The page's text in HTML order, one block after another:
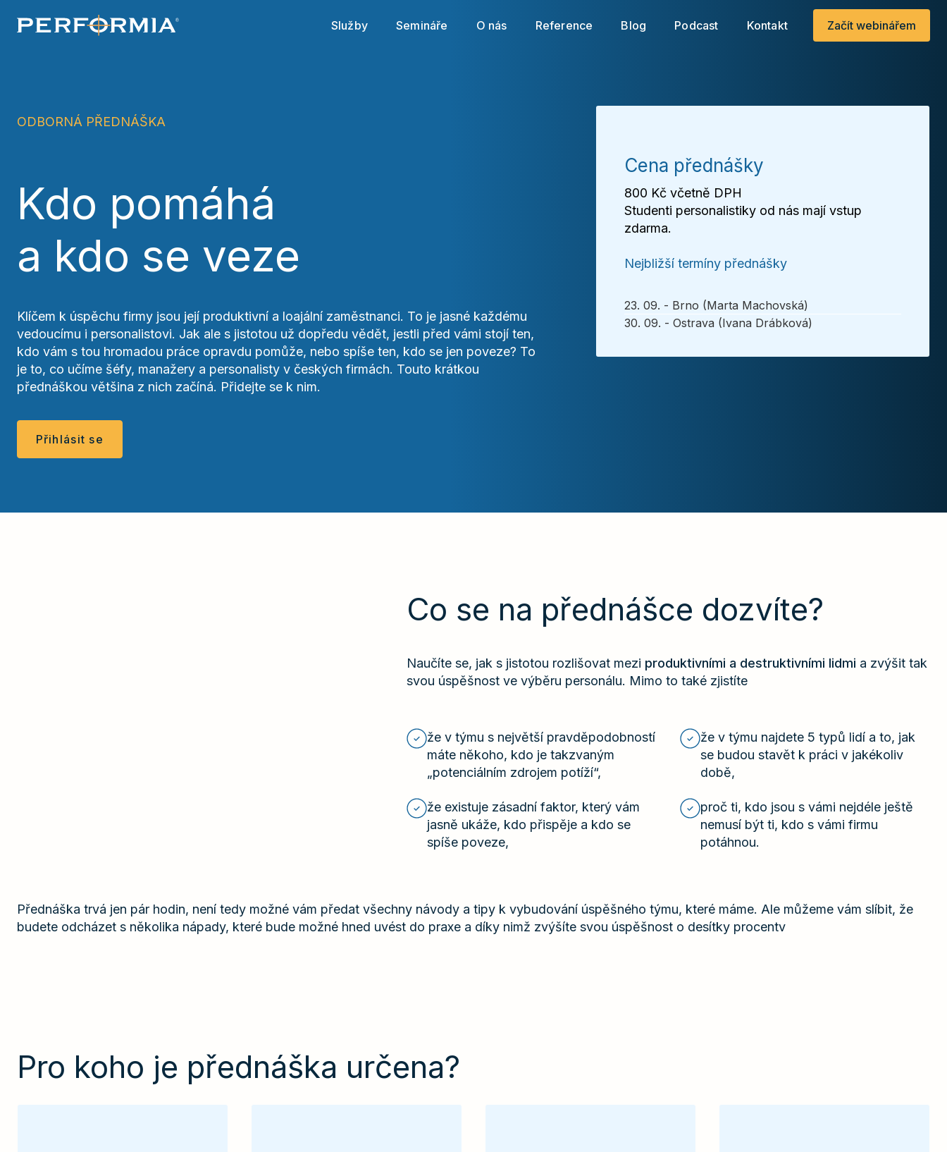
Služby Semináře O nás Reference Blog Podcast Kontakt Začít webinářem
ODBORNÁ PŘEDNÁŠKA
Kdo pomáhá
a kdo se veze
Klíčem k úspěchu firmy jsou její produktivní a loajální zaměstnanci. To je jasné každému
vedoucímu i personalistovi. Jak ale s jistotou už dopředu vědět, jestli před vámi stojí ten,
kdo vám s tou hromadou práce opravdu pomůže, nebo spíše ten, kdo se jen poveze? To
je to, co učíme šéfy, manažery a personalisty v českých firmách. Touto krátkou
přednáškou většina z nich začíná. Přidejte se k nim.
Přihlásit se
Cena přednášky
800 Kč včetně DPH
Studenti personalistiky od nás mají vstup
zdarma.
Nejbližší termíny přednášky
23. 09. - Brno (Marta Machovská)
30. 09. - Ostrava (Ivana Drábková)
Co se na přednášce dozvíte?
Naučíte se, jak s jistotou rozlišovat mezi produktivními a destruktivními lidmi a zvýšit tak
svou úspěšnost ve výběru personálu. Mimo to také zjistíte
že v týmu s největší pravděpodobností
máte někoho, kdo je takzvaným
„potenciálním zdrojem potíží“,
že v týmu najdete 5 typů lidí a to, jak
se budou stavět k práci v jakékoliv
době,
že existuje zásadní faktor, který vám
jasně ukáže, kdo přispěje a kdo se
spíše poveze,
proč ti, kdo jsou s vámi nejdéle ještě
nemusí být ti, kdo s vámi firmu
potáhnou.
Přednáška trvá jen pár hodin, není tedy možné vám předat všechny návody a tipy k vybudování úspěšného týmu, které máme. Ale můžeme vám slíbit, že
budete odcházet s několika nápady, které bude možné hned uvést do praxe a díky nimž zvýšíte svou úspěšnost o desítky procentv
Pro koho je přednáška určena?